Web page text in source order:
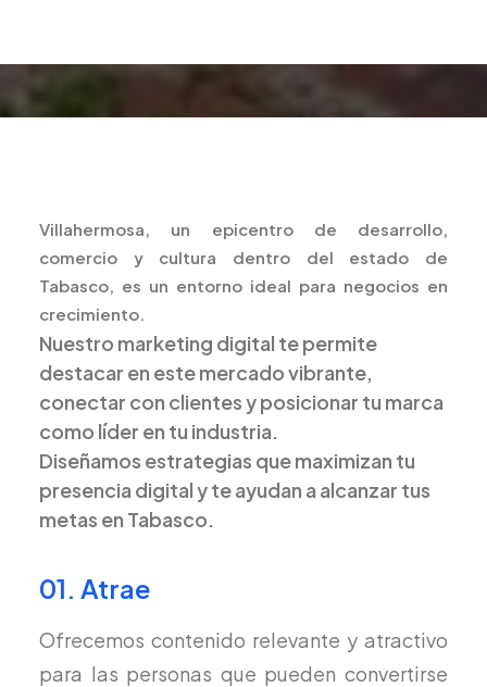
Villahermosa, un epicentro de desarrollo,
comercio y cultura dentro del estado de
Tabasco, es un entorno ideal para negocios en
crecimiento.
Nuestro marketing digital te permite
destacar en este mercado vibrante,
conectar con clientes y posicionar tu marca
como líder en tu industria.
Diseñamos estrategias que maximizan tu
presencia digital y te ayudan a alcanzar tus
metas en Tabasco.
01. Atrae
Ofrecemos contenido relevante y atractivo
para las personas que pueden convertirse